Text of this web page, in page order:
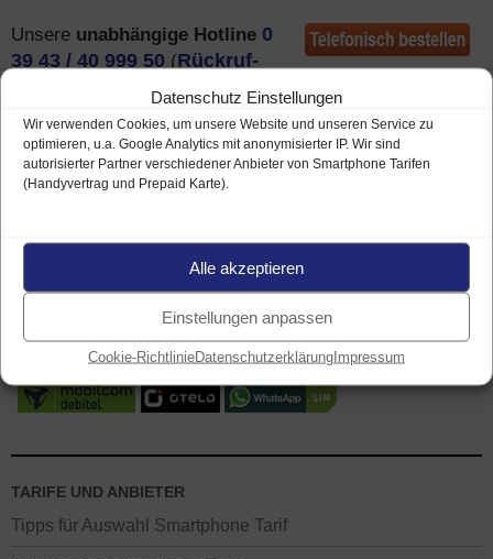
Datenschutz Einstellungen
Wir verwenden Cookies, um unsere Website und unseren Service zu
optimieren, u.a. Google Analytics mit anonymisierter IP. Wir sind
autorisierter Partner verschiedener Anbieter von Smartphone Tarifen
(Handyvertrag und Prepaid Karte).
Alle akzeptieren
Einstellungen anpassen
Cookie-RichtlinieDatenschutzerklärungImpressum
Unsere unabhängige Hotline 0
39 43 / 40 999 50 (Rückruf-
) nimmt Ihren mobilcom-debitel Auftrag
telefonisch entgegen.
Smartphones / Handys mit Vertrag
TARIFE UND ANBIETER
Tipps für Auswahl Smartphone Tarif